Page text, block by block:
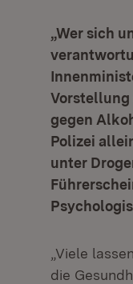
„Wer sich
Vorstellung
gegen
Polizei
unter
„Viele
die